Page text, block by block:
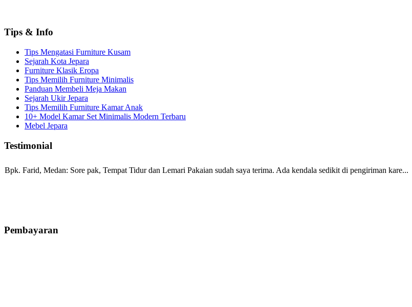
Tips & Info
Tips Mengatasi Furniture Kusam
Sejarah Kota Jepara
Furniture Klasik Eropa
Tips Memilih Furniture Minimalis
Panduan Membeli Meja Makan
Sejarah Ukir Jepara
Tips Memilih Furniture Kamar Anak
10+ Model Kamar Set Minimalis Modern Terbaru
Mebel Jepara
Testimonial
Bpk. Farid, Medan: Sore pak, Tempat Tidur dan Lemari Pakaian sudah saya terima. Ada kendala sedikit di pengiriman kare...
Pembayaran